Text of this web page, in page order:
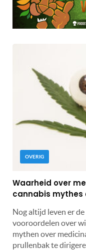
OVERIG
Waarheid over
cannabis mythes
Nog altijd leven er
vooroordelen over
mythen over
prullenbak te